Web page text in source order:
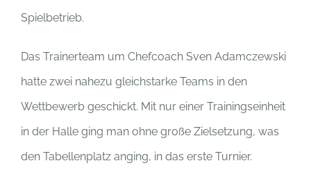
Spielbetrieb.
Das Trainerteam um Chefcoach Sven Adamczewski
hatte zwei nahezu gleichstarke Teams in den
Wettbewerb geschickt. Mit nur einer Trainingseinheit
in der Halle ging man ohne große Zielsetzung, was
den Tabellenplatz anging, in das erste Turnier.